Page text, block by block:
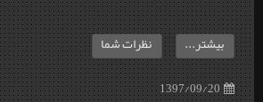
1397/09/20
بیشتر... نظرات شما